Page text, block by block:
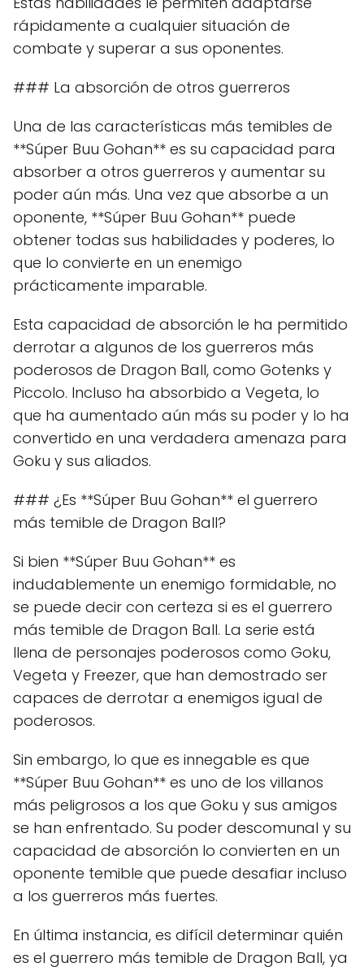
rápidamente a cualquier situación de
combate y superar a sus oponentes.
### La absorción de otros guerreros
Una de las características más temibles de
**Súper Buu Gohan** es su capacidad para
absorber a otros guerreros y aumentar su
poder aún más. Una vez que absorbe a un
oponente, **Súper Buu Gohan** puede
obtener todas sus habilidades y poderes, lo
que lo convierte en un enemigo
prácticamente imparable.
Esta capacidad de absorción le ha permitido
derrotar a algunos de los guerreros más
poderosos de Dragon Ball, como Gotenks y
Piccolo. Incluso ha absorbido a Vegeta, lo
que ha aumentado aún más su poder y lo ha
convertido en una verdadera amenaza para
Goku y sus aliados.
### ¿Es **Súper Buu Gohan** el guerrero
más temible de Dragon Ball?
Si bien **Súper Buu Gohan** es
indudablemente un enemigo formidable, no
se puede decir con certeza si es el guerrero
más temible de Dragon Ball. La serie está
llena de personajes poderosos como Goku,
Vegeta y Freezer, que han demostrado ser
capaces de derrotar a enemigos igual de
poderosos.
Sin embargo, lo que es innegable es que
**Súper Buu Gohan** es uno de los villanos
más peligrosos a los que Goku y sus amigos
se han enfrentado. Su poder descomunal y su
capacidad de absorción lo convierten en un
oponente temible que puede desafiar incluso
a los guerreros más fuertes.
En última instancia, es difícil determinar quién
es el guerrero más temible de Dragon Ball, ya